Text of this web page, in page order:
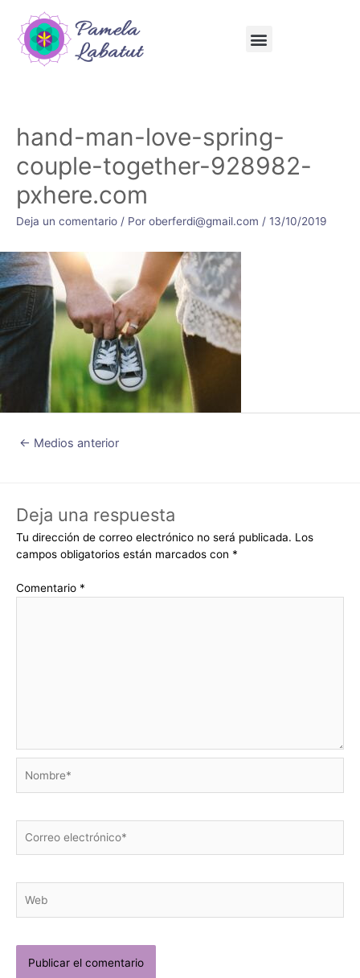
hand-man-love-spring-
couple-together-928982-
pxhere.com
Deja un comentario / Por oberferdi@gmail.com / 13/10/2019
← Medios anterior
Deja una respuesta
Tu dirección de correo electrónico no será publicada. Los
campos obligatorios están marcados con *
Comentario *